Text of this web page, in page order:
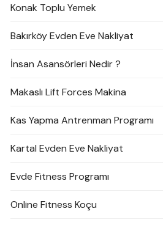
Konak Toplu Yemek
Bakırköy Evden Eve Nakliyat
İnsan Asansörleri Nedir ?
Makaslı Lift Forces Makina
Kas Yapma Antrenman Programı
Kartal Evden Eve Nakliyat
Evde Fitness Programı
Online Fitness Koçu